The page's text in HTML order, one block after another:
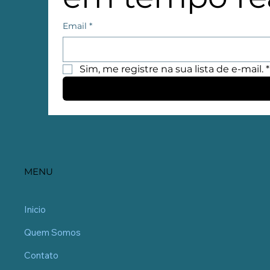
Email *
Sim, me registre na sua lista de e-mail. *
MENU
Inicio
Quem Somos
Contato